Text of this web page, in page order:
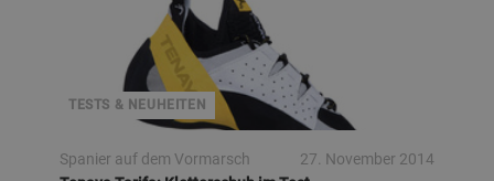
TESTS & NEUHEITEN
Spanier auf dem Vormarsch
27. November 2014